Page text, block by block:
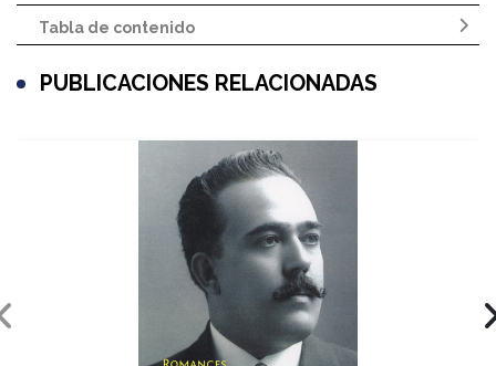
Tabla de contenido
PUBLICACIONES RELACIONADAS